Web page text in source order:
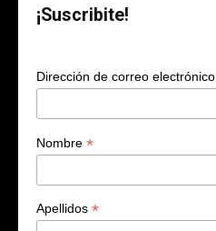
¡Suscribite!
Dirección de correo electrónico
Nombre *
Apellidos *